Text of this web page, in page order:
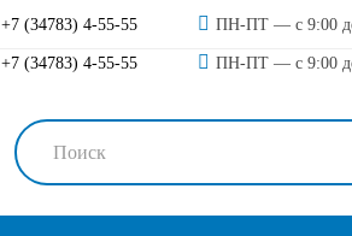
+7 (34783) 4-55-55
+7 (34783) 4-55-55
ПН-ПТ — с 9:00
ПН-ПТ — с 9:00